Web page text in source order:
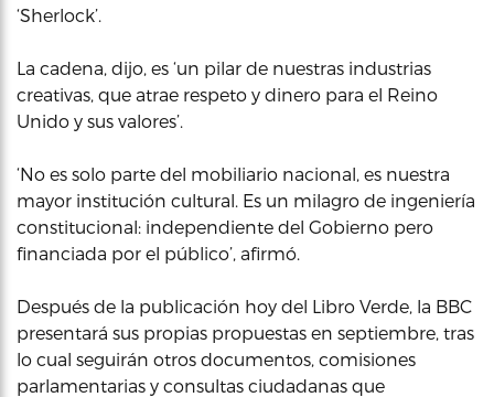
‘Sherlock’.
La cadena, dijo, es ‘un pilar de nuestras industrias
creativas, que atrae respeto y dinero para el Reino
Unido y sus valores’.
‘No es solo parte del mobiliario nacional, es nuestra
mayor institución cultural. Es un milagro de ingeniería
constitucional: independiente del Gobierno pero
financiada por el público’, afirmó.
Después de la publicación hoy del Libro Verde, la BBC
presentará sus propias propuestas en septiembre, tras
lo cual seguirán otros documentos, comisiones
parlamentarias y consultas ciudadanas que